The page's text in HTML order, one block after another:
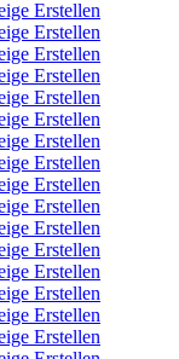
Erstellen
Erstellen
Erstellen
Erstellen
Erstellen
Erstellen
Erstellen
Erstellen
Erstellen
Erstellen
Erstellen
Erstellen
Erstellen
Erstellen
Erstellen
Erstellen